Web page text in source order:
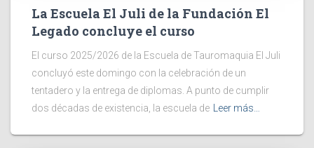
La Escuela El Juli de la Fundación El
Legado concluye el curso
El curso 2025/2026 de la Escuela de Tauromaquia El Juli
concluyó este domingo con la celebración de un
tentadero y la entrega de diplomas. A punto de cumplir
dos décadas de existencia, la escuela de Leer más…